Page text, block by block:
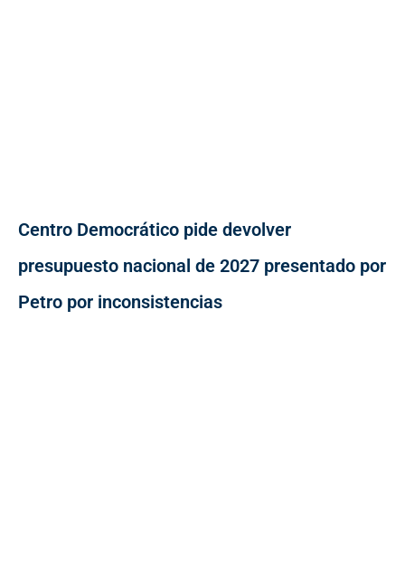
Centro Democrático pide devolver
presupuesto nacional de 2027 presentado por
Petro por inconsistencias